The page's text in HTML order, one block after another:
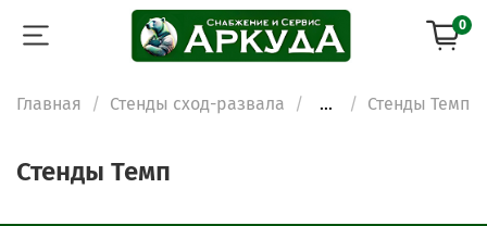
0
Главная Стенды сход-развала ... Стенды Темп
Стенды Темп